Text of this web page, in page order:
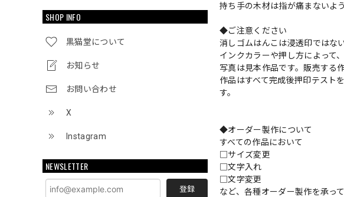
SHOP INFO
黒猫堂について
お知らせ
お問い合わせ
X
Instagram
NEWSLETTER
登録
持ち手の木材は指が痛まないよ
◆ご注意ください
消しゴムはんこは浸透印ではな
インクカラーや押し方によって
写真は見本作品です。販売する
作品はすべて完成後押印テスト
す。
◆オーダー製作について
すべての作品において
□サイズ変更
□文字入れ
□文字変更
など、各種オーダー製作を承って